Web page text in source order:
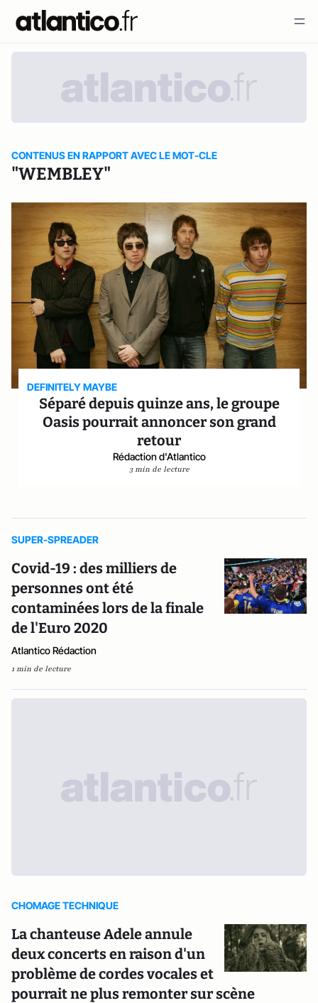
CONTENUS EN RAPPORT AVEC LE MOT-CLE
"WEMBLEY"
DEFINITELY MAYBE
Séparé depuis quinze ans, le groupe
Oasis pourrait annoncer son grand
retour
Rédaction d'Atlantico
3 min de lecture
SUPER-SPREADER
Covid-19 : des milliers de
personnes ont été
contaminées lors de la finale
de l'Euro 2020
Atlantico Rédaction
1 min de lecture
CHOMAGE TECHNIQUE
La chanteuse Adele annule
deux concerts en raison d'un
problème de cordes vocales et
pourrait ne plus remonter sur scène